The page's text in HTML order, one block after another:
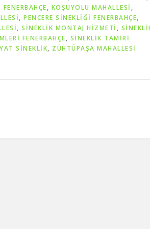
, KOŞUYOLU MAHALLESİ ,
, PENCERE SINEKLIĞI FENERBAHÇE,
, SINEKLIK MONTAJ HIZMETI ,
FENERBAHÇE, SINEKLIK TAMIRI
SINEKLIK, ZÜHTÜPAŞA MAHALLESİ